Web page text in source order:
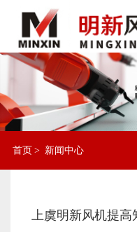
首页 > 新闻中心
上虞明新风机提高